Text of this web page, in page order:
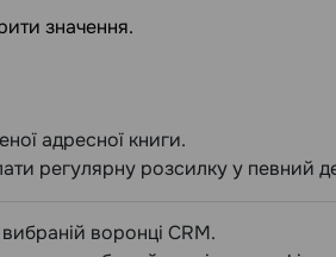
значення.
адресної книги.
регулярну розсилку у певний
воронці CRM.